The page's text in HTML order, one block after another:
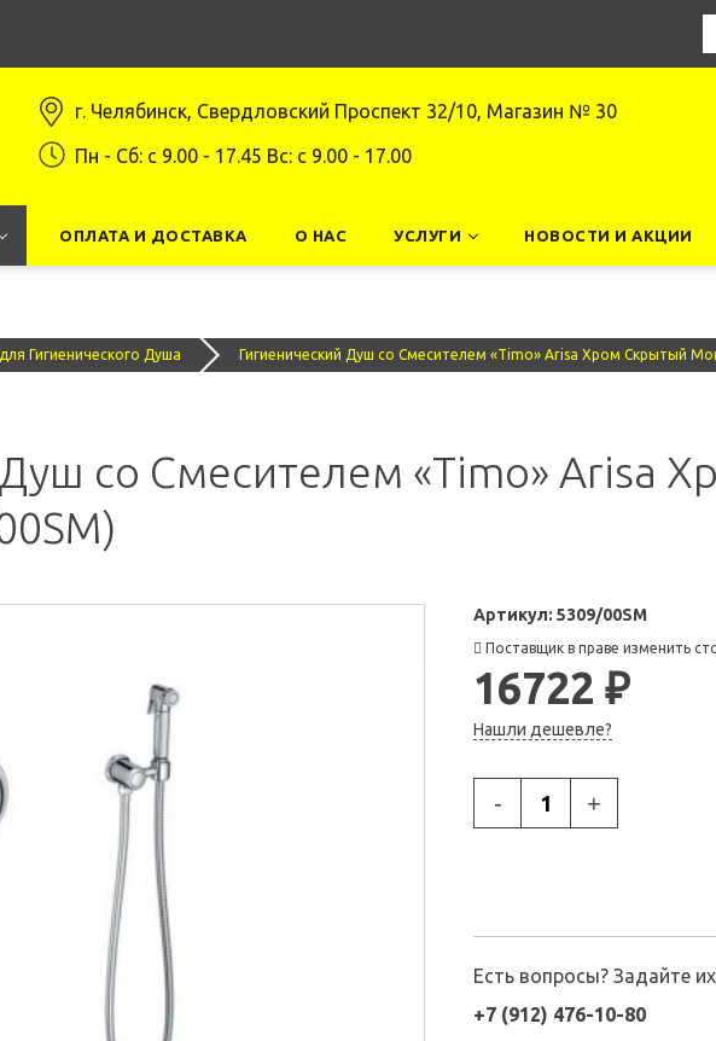
г. Челябинск, Свердловский Проспект 32/10, Магазин № 30
Пн - Сб: c 9.00 - 17.45 Вс: c 9.00 - 17.00
ОПЛАТА И ДОСТАВКА О НАС УСЛУГИ НОВОСТИ И АКЦИИ
Гигиенического Душа Гигиенический Душ со Смесителем «Timo» Arisa Хром Скрытый
Душ со Смесителем «Timo» Arisa
Артикул: 5309/00SM
Поставщик в праве изменить
16722 ₽
Нашли дешевле?
- +
Есть вопросы? Задайте
+7 (912) 476-10-80